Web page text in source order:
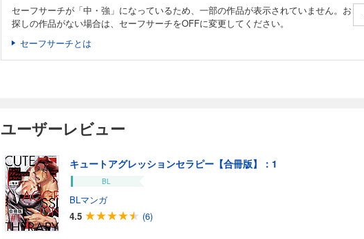
セーフサーチが「中・強」になっているため、一部の作品が表示されていません。お
探しの作品がない場合は、セーフサーチをOFFに変更してください。
セーフサーチとは
ユーザーレビュー
キュートアグレッションセラピー【合冊版】：1
BL
BLマンガ
4.5
(6)